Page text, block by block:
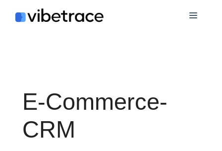
Inhalt
E-Commerce-
CRM